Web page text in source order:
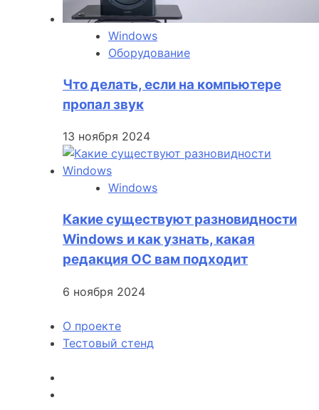
Windows
Оборудование
Что делать, если на компьютере
пропал звук
13 ноября 2024
Windows
Какие существуют разновидности
Windows и как узнать, какая
редакция ОС вам подходит
6 ноября 2024
О проекте
Тестовый стенд